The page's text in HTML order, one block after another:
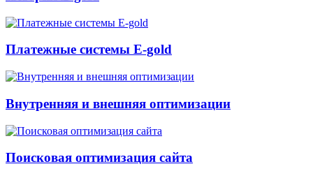
Платежные системы E-gold
Внутренняя и внешняя оптимизации
Поисковая оптимизация сайта